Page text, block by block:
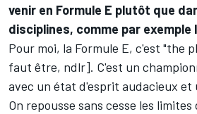
venir en Formule E plutôt que
disciplines, comme par exemple
Pour moi, la Formule E, c'est "the
faut être, ndlr]. C'est un
avec un état d'esprit audacieux et
On repousse sans cesse les